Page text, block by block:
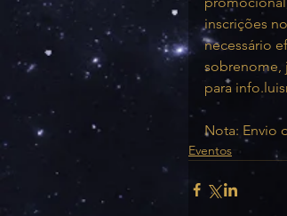
inscrições
necessário
sobrenome,
para
Nota: Envio
Eventos